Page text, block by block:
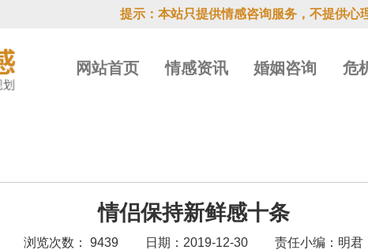
提示：本站只提供情感咨询服务，不提供
网站首页 情感资讯 婚姻咨询 危
情侣保持新鲜感十条
浏览次数： 9439 日期：2019-12-30 责任小编：明君